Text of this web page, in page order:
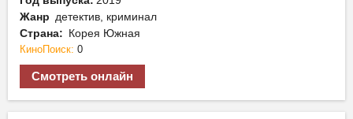
Жанр детектив, криминал
Страна: Корея Южная
КиноПоиск: 0
Смотреть онлайн